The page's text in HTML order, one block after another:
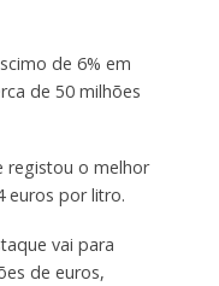
de 6% em
de 50 milhões
registou o melhor
euros por litro.
vai para
de euros,